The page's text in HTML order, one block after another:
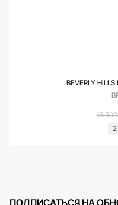
BEVERLY
15
ПОДПИСАТЬСЯ НА